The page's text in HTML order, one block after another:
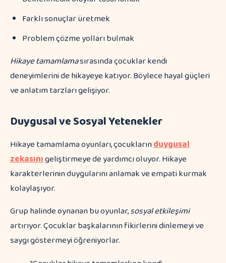
Farklı sonuçlar üretmek
Problem çözme yolları bulmak
Hikaye tamamlamasırasında çocuklar kendi
deneyimlerini de hikayeye katıyor. Böylece hayal güçleri
ve anlatım tarzları gelişiyor.
Duygusal ve Sosyal Yetenekler
Hikaye tamamlama oyunları, çocuklarınduygusal
zekasınıgeliştirmeye de yardımcı oluyor. Hikaye
karakterlerinin duygularını anlamak ve empati kurmak
kolaylaşıyor.
Grup halinde oynanan bu oyunlar,sosyal etkileşimi
artırıyor. Çocuklar başkalarının fikirlerini dinlemeyi ve
saygı göstermeyi öğreniyorlar.